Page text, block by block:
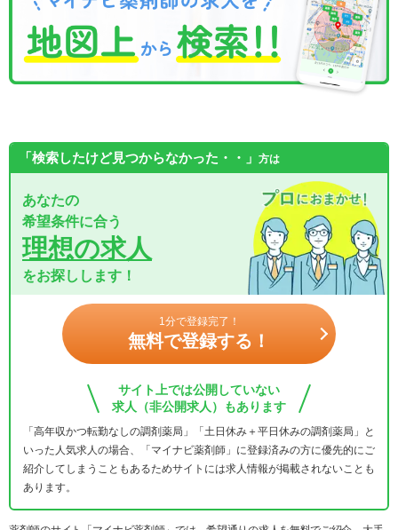
「検索したけど見つからなかった・・」 方は
あなたの
希望条件に合う
理想の求人
をお探しします！
1分で登録完了！
無料で登録する！
サイト上では公開していない
求人（非公開求人）もあります
「高年収かつ転勤なしの調剤薬局」「土日休み＋平日休みの調剤薬局」と
いった人気求人の場合、「マイナビ薬剤師」に登録済みの方に優先的にご
紹介してしまうこともあるためサイトには求人情報が掲載されないことも
あります。